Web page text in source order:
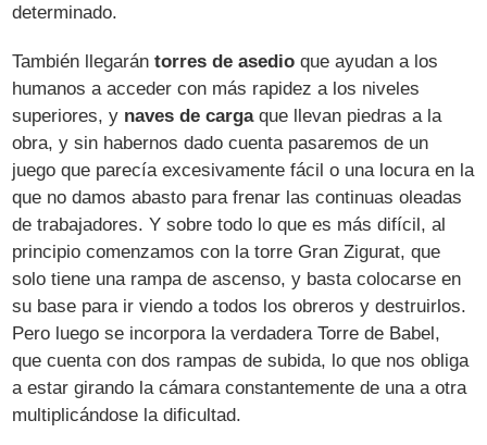
determinado.
También llegarántorres de asedio que ayudan a los
humanos a acceder con más rapidez a los niveles
superiores, y naves de cargaque llevan piedras a la
obra, y sin habernos dado cuenta pasaremos de un
juego que parecía excesivamente fácil o una locura en la
que no damos abasto para frenar las continuas oleadas
de trabajadores. Y sobre todo lo que es más difícil, al
principio comenzamos con la torre Gran Zigurat, que
solo tiene una rampa de ascenso, y basta colocarse en
su base para ir viendo a todos los obreros y destruirlos.
Pero luego se incorpora la verdadera Torre de Babel,
que cuenta con dos rampas de subida, lo que nos obliga
a estar girando la cámara constantemente de una a otra
multiplicándose la dificultad.